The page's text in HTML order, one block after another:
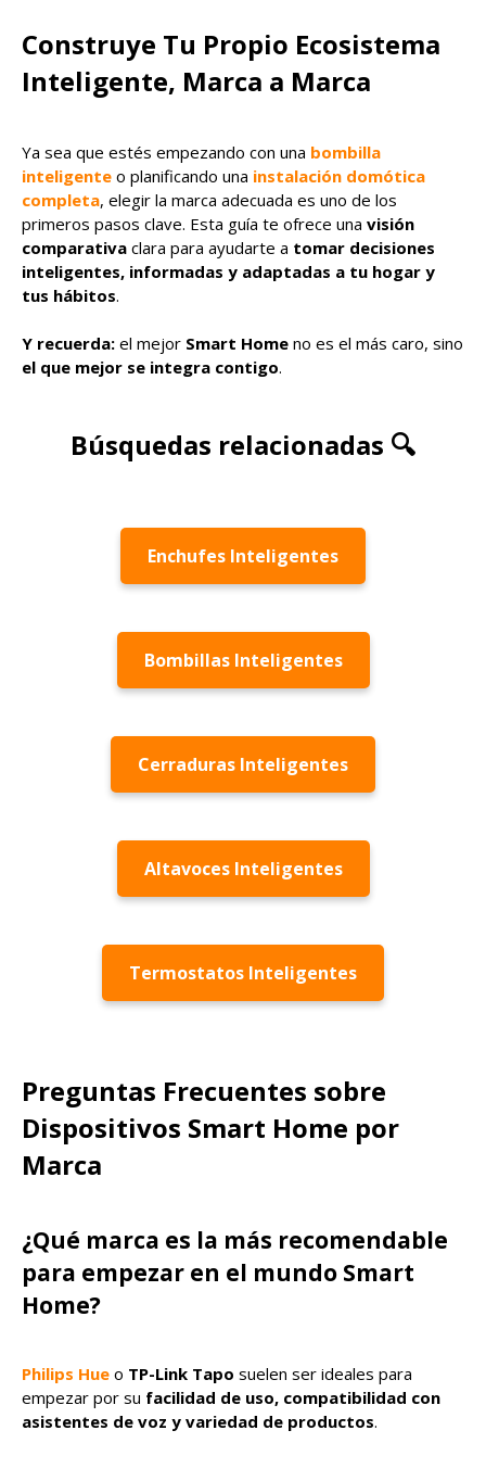
Construye Tu Propio Ecosistema
Inteligente, Marca a Marca
Ya sea que estés empezando con una bombilla
inteligente o planificando una instalación domótica
completa, elegir la marca adecuada es uno de los
primeros pasos clave. Esta guía te ofrece una visión
comparativa clara para ayudarte a tomar decisiones
inteligentes, informadas y adaptadas a tu hogar y
tus hábitos.
Y recuerda: el mejor Smart Home no es el más caro, sino
el que mejor se integra contigo.
Búsquedas relacionadas 🔍
Enchufes Inteligentes
Bombillas Inteligentes
Cerraduras Inteligentes
Altavoces Inteligentes
Termostatos Inteligentes
Preguntas Frecuentes sobre
Dispositivos Smart Home por
Marca
¿Qué marca es la más recomendable
para empezar en el mundo Smart
Home?
Philips Hue o TP-Link Tapo suelen ser ideales para
empezar por su facilidad de uso, compatibilidad con
asistentes de voz y variedad de productos.